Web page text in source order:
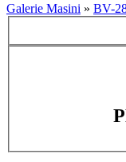
Galerie Masini » BV-